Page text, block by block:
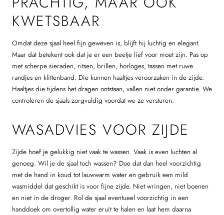
KWETSBAAR
Omdat deze sjaal heel fijn geweven is, blijft hij luchtig en elegant.
Maar dat betekent ook dat je er een beetje lief voor moet zijn. Pas op
met scherpe sieraden, ritsen, brillen, horloges, tassen met ruwe
randjes en klittenband. Die kunnen haaltjes veroorzaken in de zijde.
Haaltjes die tijdens het dragen ontstaan, vallen niet onder garantie. We
controleren de sjaals zorgvuldig voordat we ze versturen.
WASADVIES VOOR ZIJDE
Zijde hoef je gelukkig niet vaak te wassen. Vaak is even luchten al
genoeg. Wil je de sjaal toch wassen? Doe dat dan heel voorzichtig
met de hand in koud tot lauwwarm water en gebruik een mild
wasmiddel dat geschikt is voor fijne zijde. Niet wringen, niet boenen
en niet in de droger. Rol de sjaal eventueel voorzichtig in een
handdoek om overtollig water eruit te halen en laat hem daarna